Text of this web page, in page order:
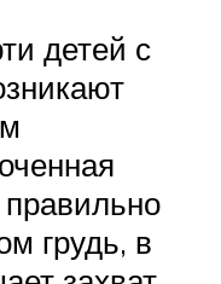
детей с
правильно
грудь, в